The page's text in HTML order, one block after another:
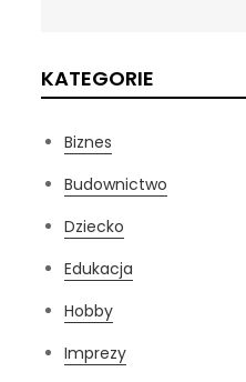
KATEGORIE
Biznes
Budownictwo
Dziecko
Edukacja
Hobby
Imprezy